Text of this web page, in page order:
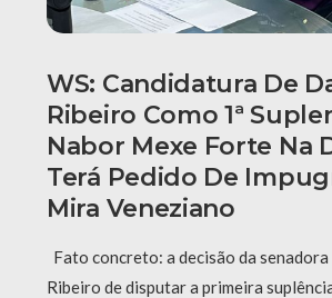
WS: Candidatura De
Ribeiro Como 1ª
Nabor Mexe Forte Na
Terá Pedido De
Mira Veneziano
Fato concreto: a decisão da
Ribeiro de disputar a primeira